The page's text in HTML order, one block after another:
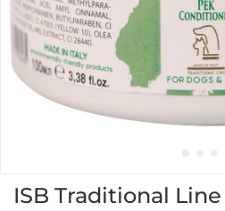
ISB Traditional